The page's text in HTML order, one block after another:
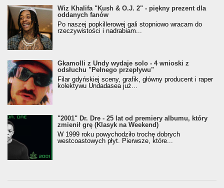
Wiz Khalifa "Kush & O.J. 2" - piękny prezent dla
oddanych fanów
Po naszej popkillerowej gali stopniowo wracam do
rzeczywistości i nadrabiam...
Gkamolli z Undy wydaje solo - 4 wnioski z
odsłuchu "Pełnego przepływu"
Filar gdyńskiej sceny, grafik, główny producent i raper
kolektywu Undadasea już...
"2001" Dr. Dre - 25 lat od premiery albumu, który
zmienił grę (Klasyk na Weekend)
W 1999 roku powychodziło trochę dobrych
westcoastowych płyt. Pierwsze, które...